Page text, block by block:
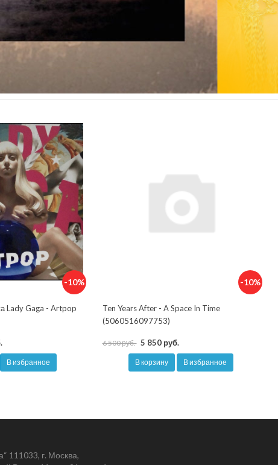
-10%
Lady Gaga - Artpop
В избранное
-10%
Ten Years After - A Space In Time
(5060516097753)
6 500 руб. 5 850 руб.
В корзину В избранное
111033, г. Москва,